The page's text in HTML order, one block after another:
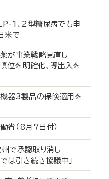
1、2型糖尿病でも申
米で
薬が事業戦略見直し
位を明確化、導出入を
機器3製品の保険適用を
働省（8月7日付）
州で承認取り消し
では引き続き協議中」